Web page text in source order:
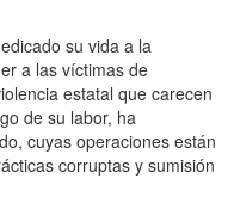
su vida a la
a las víctimas de
estatal que carecen
de su labor, ha
cuyas operaciones están
corruptas y sumisión